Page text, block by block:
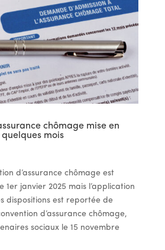
chômage mise en
mois
d’assurance chômage est
1er janvier 2025 mais l’application
dispositions est reportée de
d’assurance chômage,
sociaux le 15 novembre